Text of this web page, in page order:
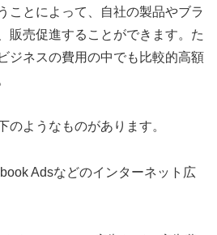
ことによって、自社の製品やブラ
販売促進することができます。た
ジネスの費用の中でも比較的高額
のようなものがあります。
Adsなどのインターネット広